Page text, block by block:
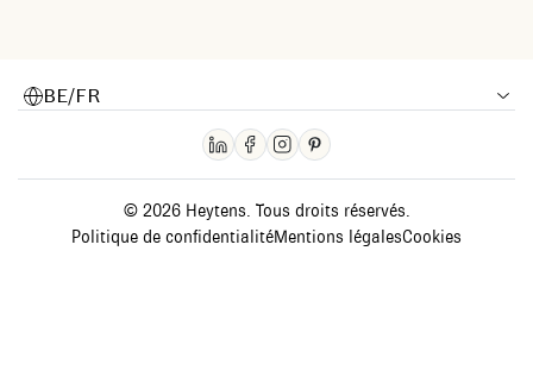
BE/FR
© 2026 Heytens. Tous droits réservés.
Politique de confidentialitéMentions légalesCookies